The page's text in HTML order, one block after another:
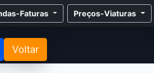
Faturas Preços-Viaturas
Voltar